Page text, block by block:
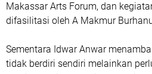
Makassar Arts Forum, dan
difasilitasi oleh A Makmur
Sementara Idwar Anwar
tidak berdiri sendiri melainkan